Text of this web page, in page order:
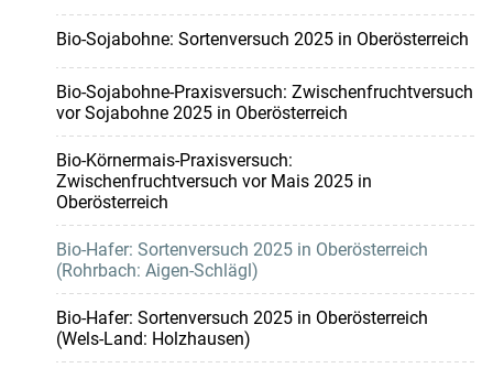
Bio-Sojabohne: Sortenversuch 2025 in Oberösterreich
Bio-Sojabohne-Praxisversuch: Zwischenfruchtversuch
vor Sojabohne 2025 in Oberösterreich
Bio-Körnermais-Praxisversuch:
Zwischenfruchtversuch vor Mais 2025 in
Oberösterreich
Bio-Hafer: Sortenversuch 2025 in Oberösterreich
(Rohrbach: Aigen-Schlägl)
Bio-Hafer: Sortenversuch 2025 in Oberösterreich
(Wels-Land: Holzhausen)